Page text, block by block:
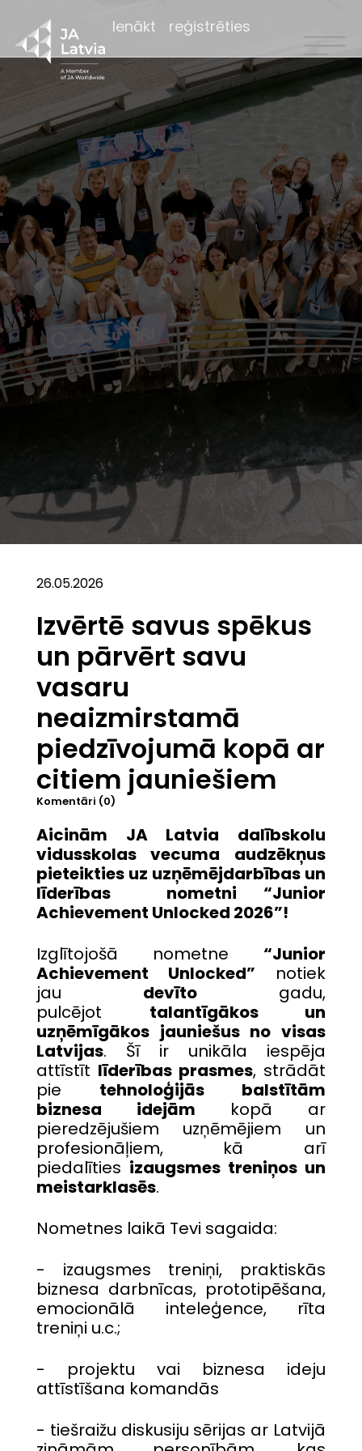
Ienākt reģistrēties
26.05.2026
Izvērtē savus spēkus
un pārvērt savu
vasaru
neaizmirstamā
piedzīvojumā kopā ar
citiem jauniešiem
Komentāri (0)
Aicinām JA Latvia dalībskolu
vidusskolas vecuma audzēkņus
pieteikties uz uzņēmējdarbības un
līderības
nometni “Junior
Achievement Unlocked 2026”!
Izglītojošā nometne “Junior
Achievement Unlocked” notiek
jau devīto gadu,
pulcējot talantīgākos un
uzņēmīgākos jauniešus no visas
Latvijas. Šī ir unikāla iespēja
attīstīt līderības prasmes, strādāt
pie tehnoloģijās balstītām
biznesa idejām kopā ar
pieredzējušiem uzņēmējiem un
profesionāļiem, kā arī
piedalīties izaugsmes treniņos un
meistarklasēs.
Nometnes laikā Tevi sagaida:
- izaugsmes treniņi, praktiskās
biznesa darbnīcas, prototipēšana,
emocionālā inteleģence, rīta
treniņi u.c.;
- projektu vai biznesa ideju
attīstīšana komandās
- tiešraižu diskusiju sērijas ar Latvijā